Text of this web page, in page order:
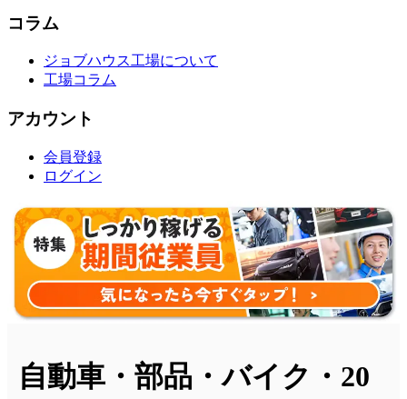
コラム
ジョブハウス工場について
工場コラム
アカウント
会員登録
ログイン
自動車・部品・バイク・20